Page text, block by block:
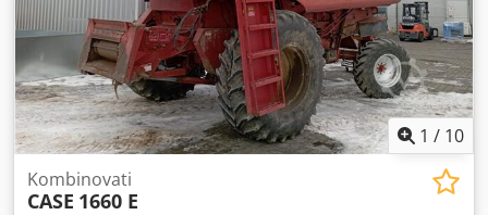
1 / 10
Kombinovati
CASE 1660 E